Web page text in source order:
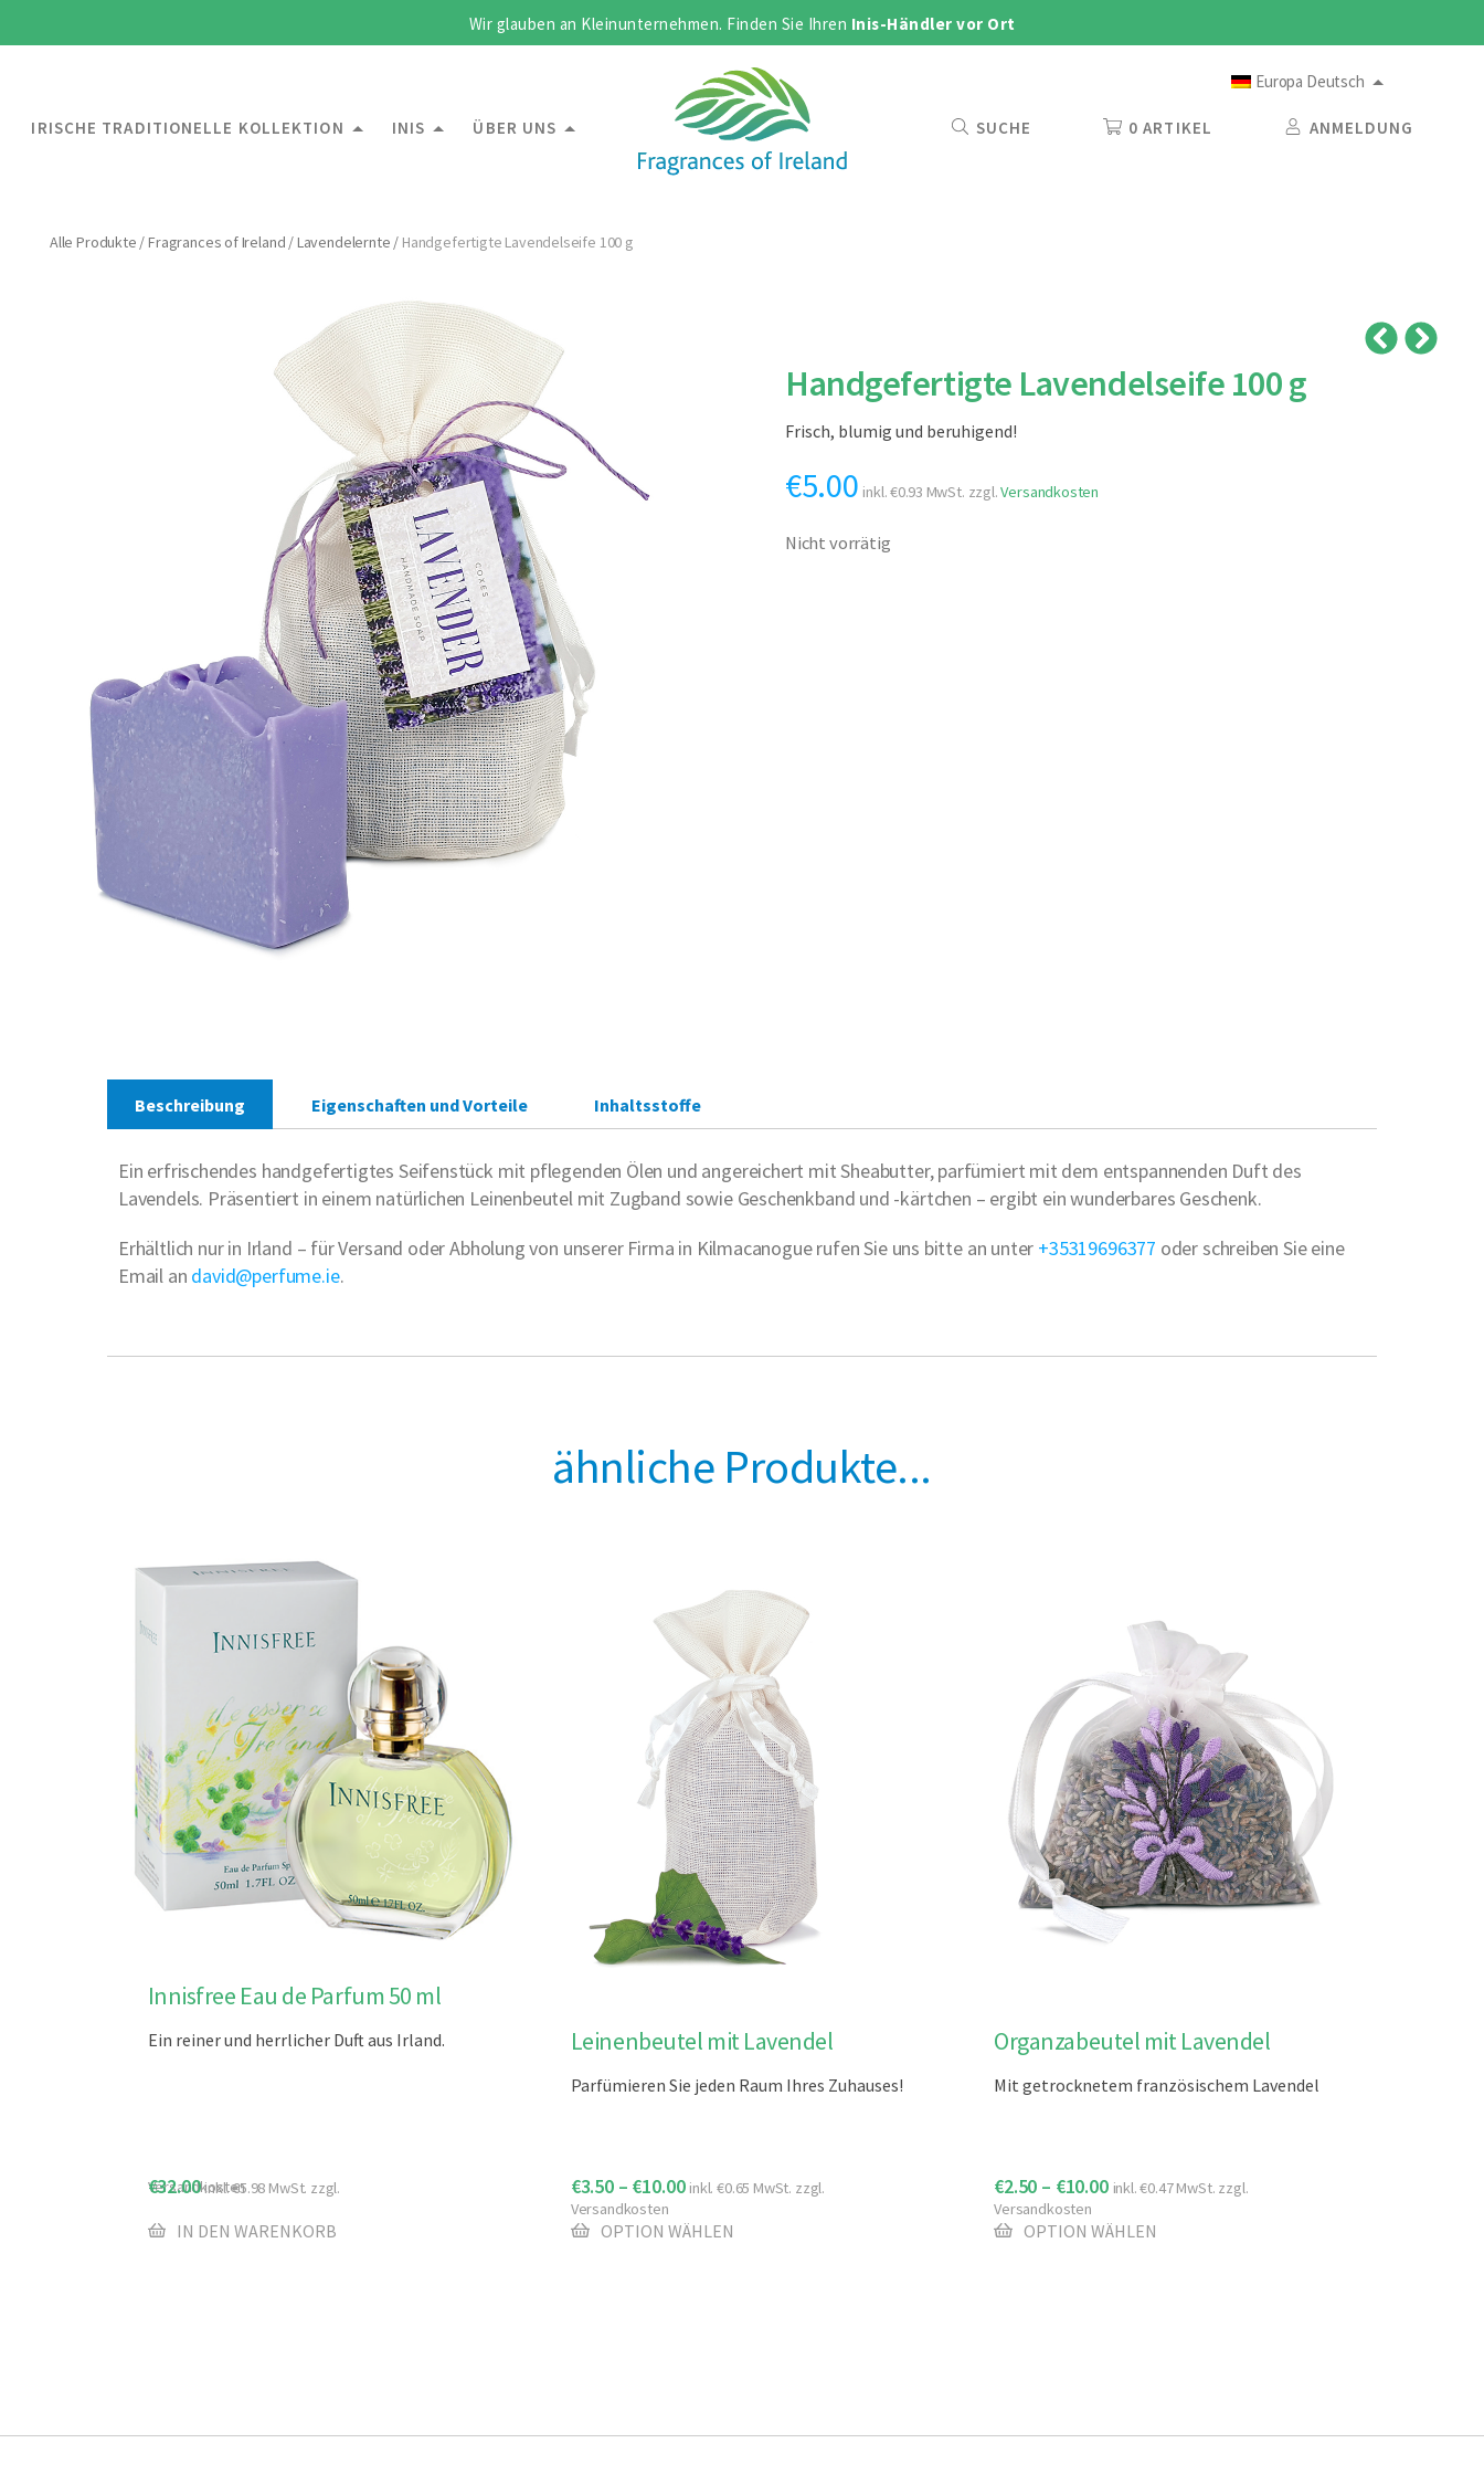
Wir glauben an Kleinunternehmen. Finden Sie Ihren Inis-Händler vor Ort
Europa Deutsch
IRISCHE TRADITIONELLE KOLLEKTION INIS ÜBER UNS SUCHE 0 ARTIKEL ANMELDUNG
Alle Produkte /Fragrances of Ireland /Lavendelernte / Handgefertigte Lavendelseife 100 g
Handgefertigte Lavendelseife 100 g
Frisch, blumig und beruhigend!
€5.00 inkl.€0.93 MwSt. zzgl.Versandkosten
Nicht vorrätig
Beschreibung Eigenschaften und Vorteile Inhaltsstoffe
Ein erfrischendes handgefertigtes Seifenstück mit pflegenden Ölen und angereichert mit Sheabutter, parfümiert mit dem entspannenden Duft des
Lavendels. Präsentiert in einem natürlichen Leinenbeutel mit Zugband sowie Geschenkband und -kärtchen – ergibt ein wunderbares Geschenk.
Erhältlich nur in Irland – für Versand oder Abholung von unserer Firma in Kilmacanogue rufen Sie uns bitte an unter +35319696377 oder schreiben Sie eine
Email an david@perfume.ie.
ähnliche Produkte...
Innisfree Eau de Parfum 50 ml
Ein reiner und herrlicher Duft aus Irland.
€32.00 inkl.€5.98 MwSt. zzgl.
Versandkosten
IN DEN WARENKORB
Leinenbeutel mit Lavendel
Parfümieren Sie jeden Raum Ihres Zuhauses!
€3.50– €10.00 inkl.€0.65 MwSt. zzgl.
Versandkosten
OPTION WÄHLEN
Dieses
weist
auf.
Die
Optionen
Organzabeutel mit Lavendel
Mit getrocknetem französischem Lavendel
€2.50 – €10.00 inkl.€0.47MwSt. zzgl.
Versandkosten
OPTION WÄHLEN
Dieses
weist
auf.
Die
Optionen